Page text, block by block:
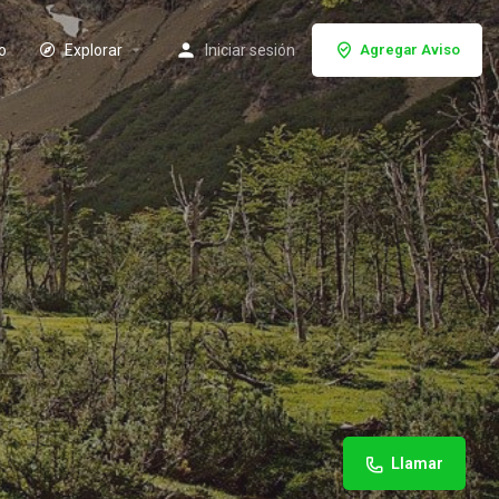
Explorar Iniciar sesión Agregar Aviso
Llamar